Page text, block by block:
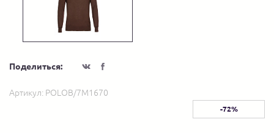
Поделиться:
Артикул: POLOB/7M1670
-72%